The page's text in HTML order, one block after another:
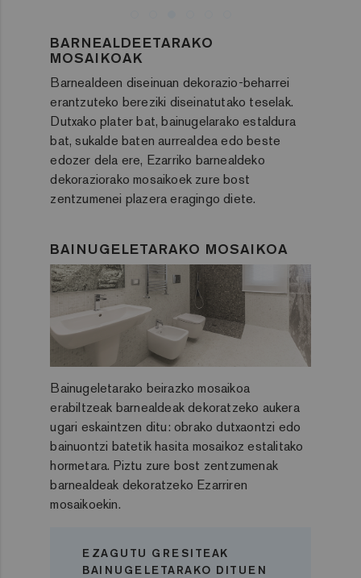
BARNEALDEETARAKO
MOSAIKOAK
Barnealdeen diseinuan dekorazio-beharrei
erantzuteko bereziki diseinatutako teselak.
Dutxako plater bat, bainugelarako estaldura
bat, sukalde baten aurrealdea edo beste
edozer dela ere, Ezarriko barnealdeko
dekoraziorako mosaikoek zure bost
zentzumenei plazera eragingo diete.
BAINUGELETARAKO MOSAIKOA
Bainugeletarako beirazko mosaikoa
erabiltzeak barnealdeak dekoratzeko aukera
ugari eskaintzen ditu: obrako dutxaontzi edo
bainuontzi batetik hasita mosaikoz estalitako
hormetara. Piztu zure bost zentzumenak
barnealdeak dekoratzeko Ezarriren
mosaikoekin.
EZAGUTU GRESITEAK
BAINUGELETARAKO DITUEN